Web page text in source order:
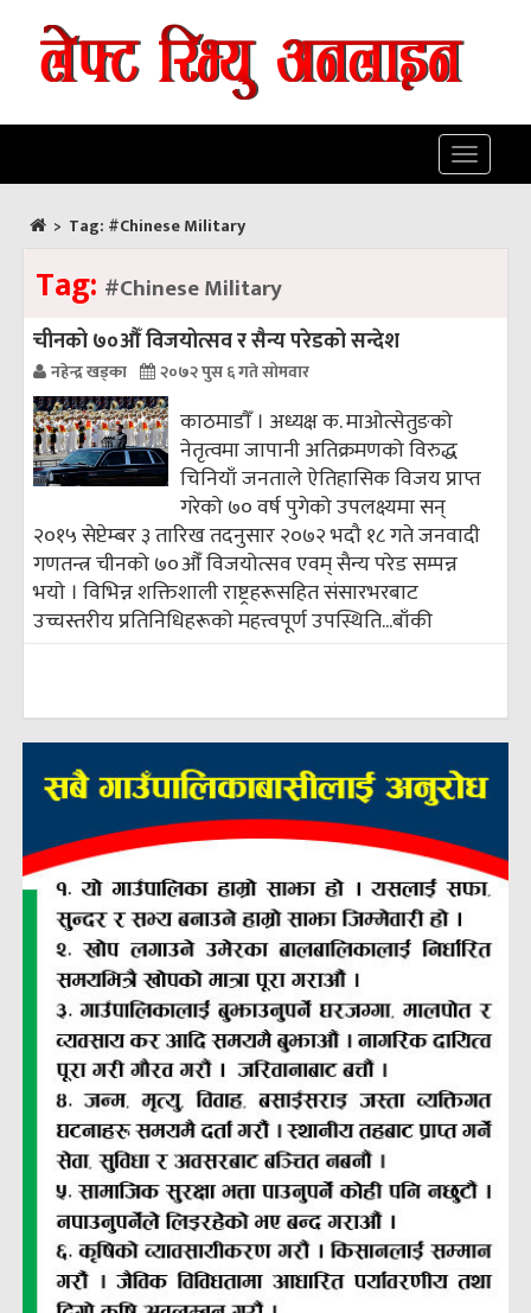
Toggle
> Tag: #Chinese Military
Tag: #Chinese Military
चीनको ७०औँ विजयोत्सव र सैन्य परेडको सन्देश
नहेन्द्र खड्का २०७२ पुस ६ गते सोमवार
काठमाडाैँ । अध्यक्ष क. माओत्सेतुङको
नेतृत्वमा जापानी अतिक्रमणको विरुद्ध
चिनियाँ जनताले ऐतिहासिक विजय प्राप्त
गरेको ७० वर्ष पुगेको उपलक्ष्यमा सन्
२०१५ सेप्टेम्बर ३ तारिख तदनुसार २०७२ भदौ १८ गते जनवादी
गणतन्त्र चीनको ७०औँ विजयोत्सव एवम् सैन्य परेड सम्पन्न
भयाे । विभिन्न शक्तिशाली राष्ट्रहरूसहित संसारभरबाट
उच्चस्तरीय प्रतिनिधिहरूको महत्त्वपूर्ण उपस्थिति...बाँकी